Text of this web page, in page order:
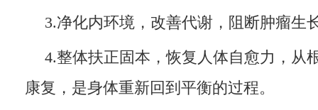
3.净化内环境，改善代谢，阻断肿瘤生
4.整体扶正固本，恢复人体自愈力，从
康复，是身体重新回到平衡的过程。